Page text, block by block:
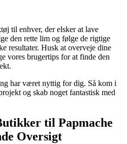
til enhver, der elsker at lave
den rette lim og følge de rigtige
resultater. Husk at overveje dine
vores brugertips for at finde den
har været nyttig for dig. Så kom i
og skab noget fantastisk med
til Papmache
Oversigt